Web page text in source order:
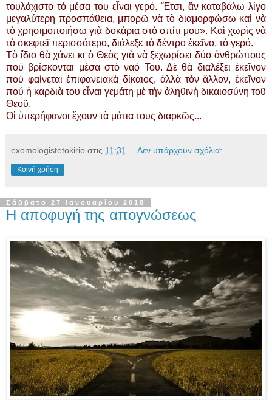
τουλάχιστο τὸ μέσα του εἶναι γερό. Ἔτσι, ἂν καταβάλω λίγο
μεγαλύτερη προσπάθεια, μπορῶ νὰ τὸ διαμορφώσω καὶ νὰ
τὸ χρησιμοποιήσω γιὰ δοκάρια στὸ σπίτι μου». Καὶ χωρὶς νὰ
τὸ σκεφτεῖ περισσότερο, διάλεξε τὸ δέντρο ἐκεῖνο, τὸ γερό.
Τὸ ἴδιο θὰ χάνει κι ὁ Θεὸς γιὰ νὰ ξεχωρίσει δύο ἀνθρώπους
πού βρίσκονται μέσα στὸ ναό Του. Δὲ θὰ διαλέξει ἐκεῖνον
πού φαίνεται ἐπιφανειακὰ δίκαιος, ἀλλὰ τὸν ἄλλον, ἐκεῖνον
πού ἡ καρδιὰ του εἶναι γεμάτη μὲ τὴν ἀληθινὴ δικαιοσύνη τοῦ
Θεοῦ.
Οἱ ὑπερήφανοι ἔχουν τὰ μάτια τους διαρκῶς...
exomologistetokirio στις 11:31 Δεν υπάρχουν σχόλια:
Κοινή χρήση
Σάββατο 27 Ιανουαρίου 2018
Η αποφυγή της απογνώσεως